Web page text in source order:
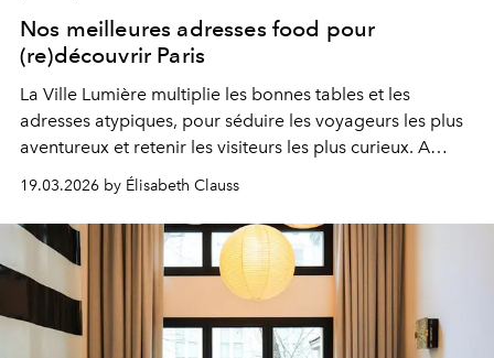
Nos meilleures adresses food pour
(re)découvrir Paris
La Ville Lumière multiplie les bonnes tables et les
adresses atypiques, pour séduire les voyageurs les plus
aventureux et retenir les visiteurs les plus curieux. A
l’occasion de la dernière fashion week – en termes de
tourisme, un baptême du feu – nous avons testé, aimé et
partagé 5 joyaux pour vos futures échappées belles
parisiennes.
19.03.2026 by Élisabeth Clauss